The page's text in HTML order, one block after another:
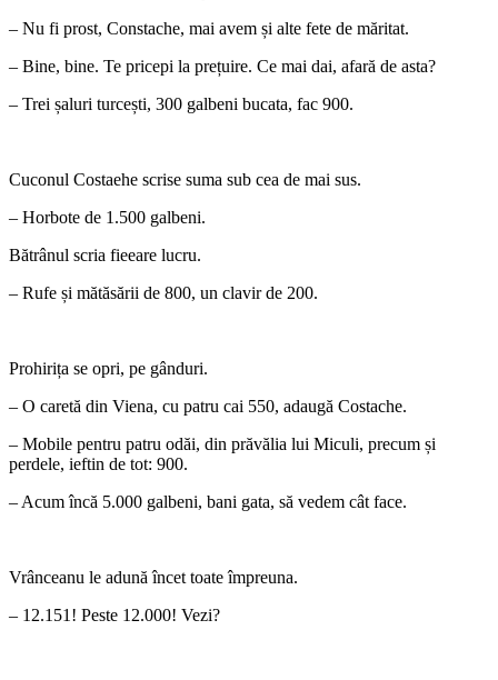
– Nu fi prost, Constache, mai avem și alte fete de măritat.
– Bine, bine. Te pricepi la prețuire. Ce mai dai, afară de asta?
– Trei șaluri turcești, 300 galbeni bucata, fac 900.
Cuconul Costaehe scrise suma sub cea de mai sus.
– Horbote de 1.500 galbeni.
Bătrânul scria fieeare lucru.
– Rufe și mătăsării de 800, un clavir de 200.
Prohirița se opri, pe gânduri.
– O caretă din Viena, cu patru cai 550, adaugă Costache.
– Mobile pentru patru odăi, din prăvălia lui Miculi, precum și
perdele, ieftin de tot: 900.
– Acum încă 5.000 galbeni, bani gata, să vedem cât face.
Vrânceanu le adună încet toate împreuna.
– 12.151! Peste 12.000! Vezi?